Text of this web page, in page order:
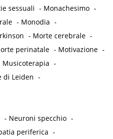
sessuali - Monachesimo -
- Monodia -
- Morte cerebrale -
perinatale - Motivazione -
Musicoterapia -
di Leiden -
- Neuroni specchio -
periferica -